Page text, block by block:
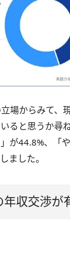
場からみて、
ると思うか尋
が44.8%、「
ました。
年収交渉が